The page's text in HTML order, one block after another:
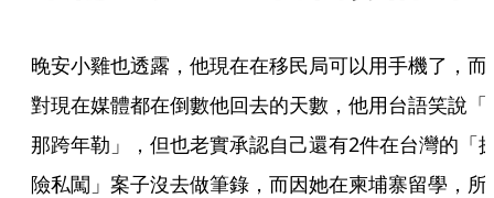
晚安小雞也透露，他現在在移民局可以用手機了，而
對現在媒體都在倒數他回去的天數，他用台語笑說「
那跨年勒」，但也老實承認自己還有2件在台灣的「
險私闖」案子沒去做筆錄，而因她在柬埔寨留學，所